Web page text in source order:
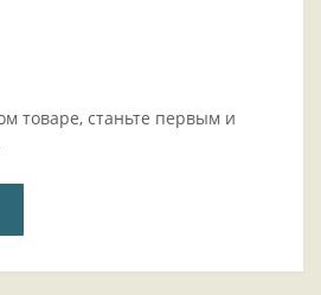
товаре, станьте первым и